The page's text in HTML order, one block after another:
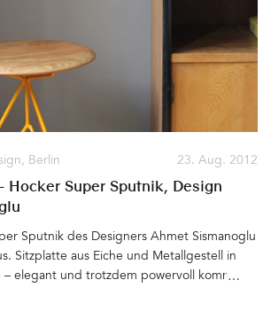
Zimmer mieten, wenn man während
Elsterradweg eine Rast machen möchte…
uns hier hergeführt hast&hellip
23. Aug. 2012
, Berlin
Hocker Super Sputnik, Design
Sputnik des Designers Ahmet Sismanoglu
Sitzplatte aus Eiche und Metallgestell in
– elegant und trotzdem powervoll kommt